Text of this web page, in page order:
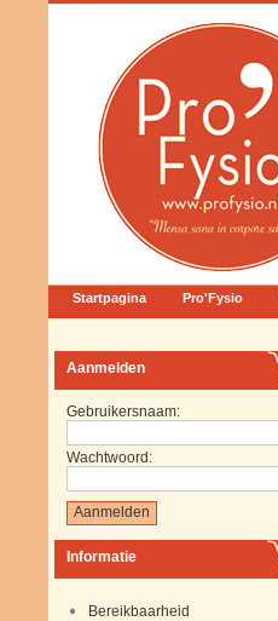
Startpagina Pro'Fysio
Aanmelden
Gebruikersnaam:
Wachtwoord:
Informatie
Bereikbaarheid